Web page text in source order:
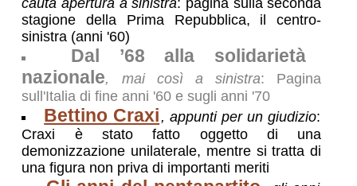
cauta apertura a sinistra: pagina sulla seconda
stagione della Prima Repubblica, il centro-
sinistra (anni '60)
Dal ’68 alla solidarietà
nazionale, mai così a sinistra: Pagina
sull'Italia di fine anni '60 e sugli anni '70
Bettino Craxi , appunti per un giudizio:
Craxi è stato fatto oggetto di una
demonizzazione unilaterale, mentre si tratta di
una figura non priva di importanti meriti